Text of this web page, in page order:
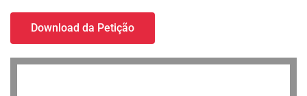
Download da Petição